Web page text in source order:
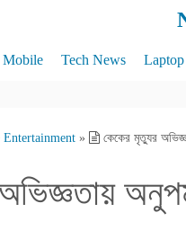
Mobile Tech News Laptop
Entertainment » কেকের মৃত্যুর
অনুপম